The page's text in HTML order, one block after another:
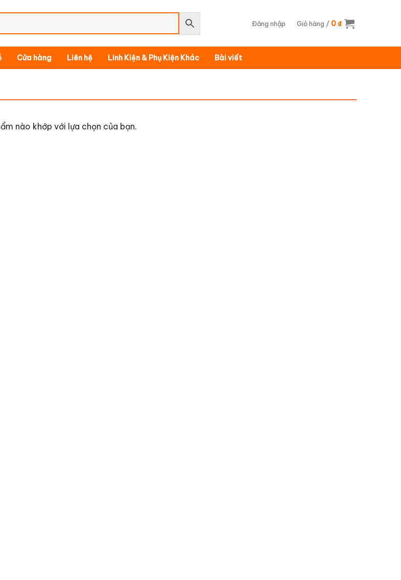
Đăng nhập Giỏ hàng / 0₫
Cửa hàng Liên hệ Linh Kiện & Phụ Kiện Khác Bài viết
nào khớp với lựa chọn của bạn.